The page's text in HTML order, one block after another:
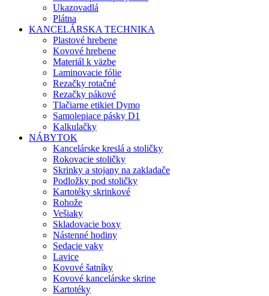
Ukazovadlá
Plátna
KANCELÁRSKA TECHNIKA
Plastové hrebene
Kovové hrebene
Materiál k väzbe
Laminovacie fólie
Rezačky rotačné
Rezačky pákové
Tlačiarne etikiet Dymo
Samolepiace pásky D1
Kalkulačky
NÁBYTOK
Kancelárske kreslá a stoličky
Rokovacie stoličky
Skrinky a stojany na zakladače
Podložky pod stoličky
Kartotéky skrinkové
Rohože
Vešiaky
Skladovacie boxy
Nástenné hodiny
Sedacie vaky
Lavice
Kovové šatníky
Kovové kancelárske skrine
Kartotéky